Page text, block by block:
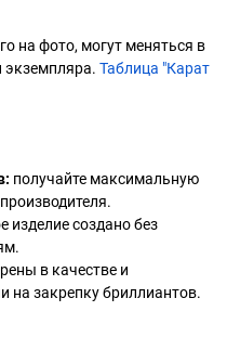
на фото, могут меняться в
экземпляра. Таблица "Карат
получайте максимальную
изделие создано без
в качестве и
на закрепку бриллиантов.